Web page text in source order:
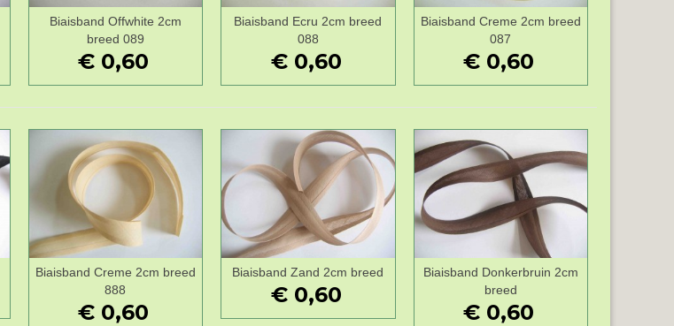
Wenslijst
Biaisband Offwhite 2cm
breed 089
€ 0,60
Wenslijst
Biaisband Ecru 2cm breed
088
€ 0,60
Wenslijst
Biaisband Creme 2cm breed
087
€ 0,60
Wenslijst
Biaisband Creme 2cm breed
888
€ 0,60
Wenslijst
Biaisband Zand 2cm breed
€ 0,60
Wenslijst
Biaisband Donkerbruin 2cm
breed
€ 0,60